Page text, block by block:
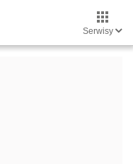
Serwisy